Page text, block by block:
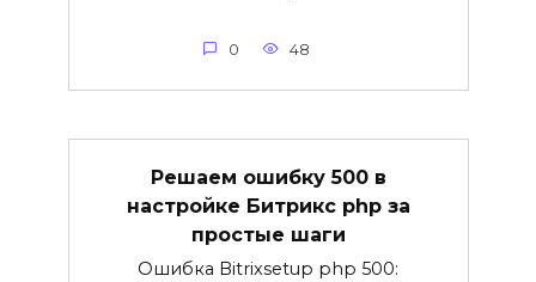
0 48
Решаем ошибку 500 в
настройке Битрикс php за
простые шаги
Ошибка Bitrixsetup php 500: